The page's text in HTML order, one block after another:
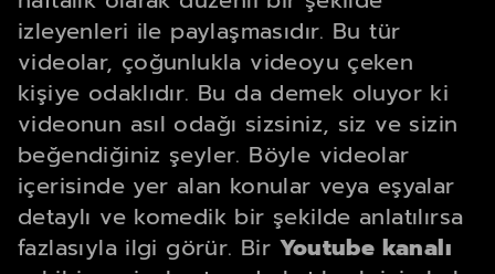
izleyenleri ile paylaşmasıdır. Bu tür
videolar, çoğunlukla videoyu çeken
kişiye odaklıdır. Bu da demek oluyor ki
videonun asıl odağı sizsiniz, siz ve sizin
beğendiğiniz şeyler. Böyle videolar
içerisinde yer alan konular veya eşyalar
detaylı ve komedik bir şekilde anlatılırsa
fazlasıyla ilgi görür. Bir Youtube kanalı